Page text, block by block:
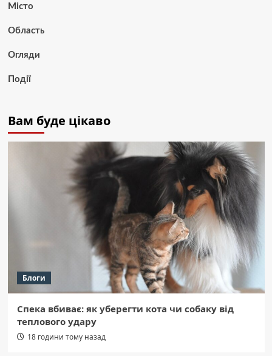
Місто
Область
Огляди
Події
Вам буде цікаво
Блоги
Спека вбиває: як уберегти кота чи собаку від
теплового удару
18 години тому назад